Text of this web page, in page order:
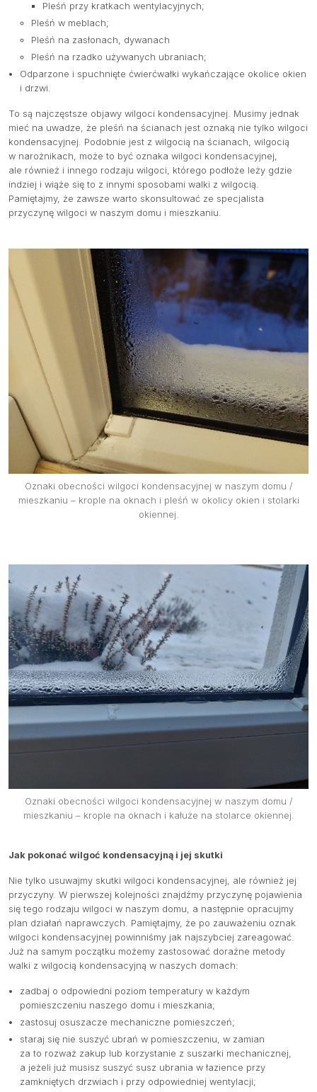
Pleśń przy kratkach wentylacyjnych;
Pleśń w meblach;
Pleśń na zasłonach, dywanach
Pleśń na rzadko używanych ubraniach;
Odparzone i spuchnięte ćwierćwałki wykańczające okolice okien
i drzwi.
To są najczęstsze objawy wilgoci kondensacyjnej. Musimy jednak
mieć na uwadze, że pleśń na ścianach jest oznaką nie tylko wilgoci
kondensacyjnej. Podobnie jest z wilgocią na ścianach, wilgocią
w narożnikach, może to być oznaka wilgoci kondensacyjnej,
ale również i innego rodzaju wilgoci, którego podłoże leży gdzie
indziej i wiąże się to z innymi sposobami walki z wilgocią.
Pamiętajmy, że zawsze warto skonsultować ze specjalista
przyczynę wilgoci w naszym domu i mieszkaniu.
Oznaki obecności wilgoci kondensacyjnej w naszym domu /
mieszkaniu – krople na oknach i pleśń w okolicy okien i stolarki
okiennej.
Oznaki obecności wilgoci kondensacyjnej w naszym domu /
mieszkaniu – krople na oknach i kałuże na stolarce okiennej.
Jak pokonać wilgoć kondensacyjną i jej skutki
Nie tylko usuwajmy skutki wilgoci kondensacyjnej, ale również jej
przyczyny. W pierwszej kolejności znajdźmy przyczynę pojawienia
się tego rodzaju wilgoci w naszym domu, a następnie opracujmy
plan działań naprawczych. Pamiętajmy, że po zauważeniu oznak
wilgoci kondensacyjnej powinniśmy jak najszybciej zareagować.
Już na samym początku możemy zastosować doraźne metody
walki z wilgocią kondensacyjną w naszych domach:
zadbaj o odpowiedni poziom temperatury w każdym
pomieszczeniu naszego domu i mieszkania;
zastosuj osuszacze mechaniczne pomieszczeń;
staraj się nie suszyć ubrań w pomieszczeniu, w zamian
za to rozważ zakup lub korzystanie z suszarki mechanicznej,
a jeżeli już musisz suszyć susz ubrania w łazience przy
zamkniętych drzwiach i przy odpowiedniej wentylacji;